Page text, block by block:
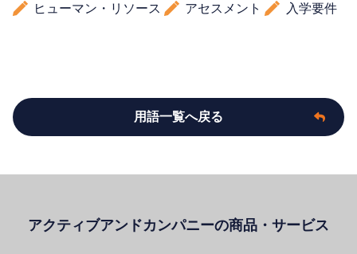
ヒューマン・リソース
アセスメント 入学要件
用語一覧へ戻る
アクティブアンドカンパニーの商品・サービス